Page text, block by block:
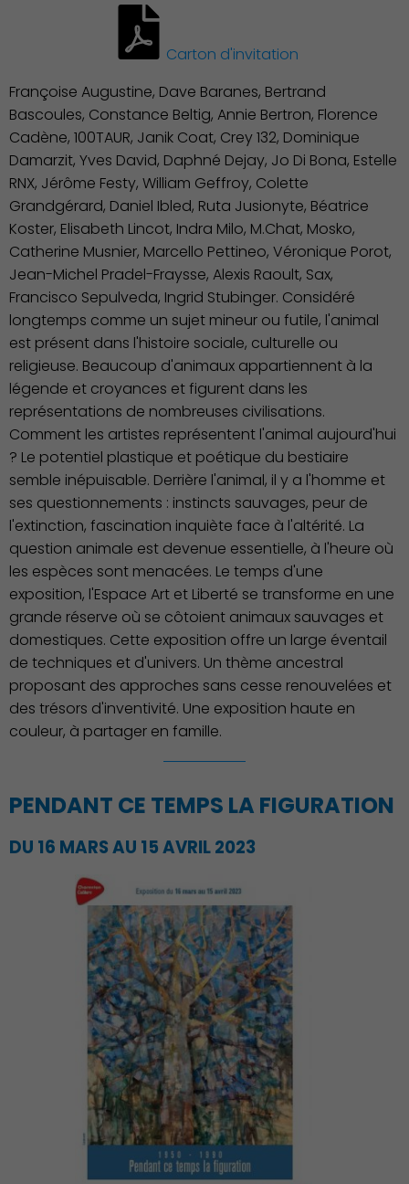
Environnement cadre de
vie
Culture
Carton d'invitation
Françoise Augustine, Dave Baranes, Bertrand
Bascoules, Constance Beltig, Annie Bertron, Florence
Cadène, 100TAUR, Janik Coat, Crey 132, Dominique
Damarzit, Yves David, Daphné Dejay, Jo Di Bona, Estelle
RNX, Jérôme Festy, William Geffroy, Colette
Grandgérard, Daniel Ibled, Ruta Jusionyte, Béatrice
Koster, Elisabeth Lincot, Indra Milo, M.Chat, Mosko,
Catherine Musnier, Marcello Pettineo, Véronique Porot,
Jean-Michel Pradel-Fraysse, Alexis Raoult, Sax,
Francisco Sepulveda, Ingrid Stubinger. Considéré
longtemps comme un sujet mineur ou futile, l'animal
est présent dans l'histoire sociale, culturelle ou
religieuse. Beaucoup d'animaux appartiennent à la
légende et croyances et figurent dans les
représentations de nombreuses civilisations.
Comment les artistes représentent l'animal aujourd'hui
? Le potentiel plastique et poétique du bestiaire
semble inépuisable. Derrière l'animal, il y a l'homme et
ses questionnements : instincts sauvages, peur de
l'extinction, fascination inquiète face à l'altérité. La
question animale est devenue essentielle, à l'heure où
les espèces sont menacées. Le temps d'une
exposition, l'Espace Art et Liberté se transforme en une
grande réserve où se côtoient animaux sauvages et
domestiques. Cette exposition offre un large éventail
de techniques et d'univers. Un thème ancestral
proposant des approches sans cesse renouvelées et
des trésors d'inventivité. Une exposition haute en
couleur, à partager en famille.
PENDANT CE TEMPS LA FIGURATION
DU 16 MARS AU 15 AVRIL 2023